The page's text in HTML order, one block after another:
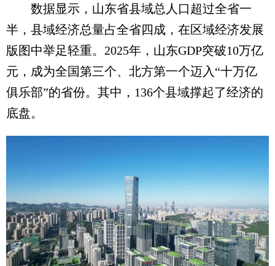
数据显示，山东省县域总人口超过全省一
半，县域经济总量占全省四成，在区域经济发展
版图中举足轻重。2025年，山东GDP突破10万亿
元，成为全国第三个、北方第一个迈入“十万亿
俱乐部”的省份。其中，136个县域撑起了经济的
底盘。